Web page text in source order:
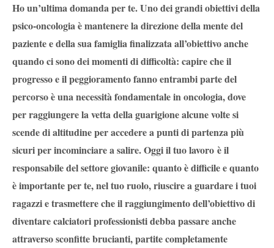
Ho un’ultima domanda per te. Uno dei grandi obiettivi della
psico-oncologia è mantenere la direzione della mente del
paziente e della sua famiglia finalizzata all’obiettivo anche
quando ci sono dei momenti di difficoltà: capire che il
progresso e il peggioramento fanno entrambi parte del
percorso è una necessità fondamentale in oncologia, dove
per raggiungere la vetta della guarigione alcune volte si
scende di altitudine per accedere a punti di partenza più
sicuri per incominciare a salire. Oggi il tuo lavoro è il
responsabile del settore giovanile: quanto è difficile e quanto
è importante per te, nel tuo ruolo, riuscire a guardare i tuoi
ragazzi e trasmettere che il raggiungimento dell’obiettivo di
diventare calciatori professionisti debba passare anche
attraverso sconfitte brucianti, partite completamente